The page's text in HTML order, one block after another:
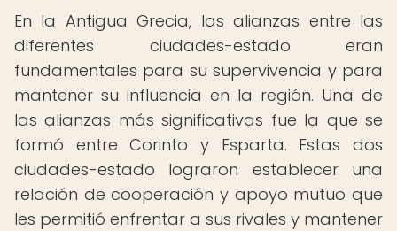
En la Antigua Grecia, las alianzas entre las
diferentes ciudades-estado eran
fundamentales para su supervivencia y para
mantener su influencia en la región. Una de
las alianzas más significativas fue la que se
formó entre Corinto y Esparta. Estas dos
ciudades-estado lograron establecer una
relación de cooperación y apoyo mutuo que
les permitió enfrentar a sus rivales y mantener